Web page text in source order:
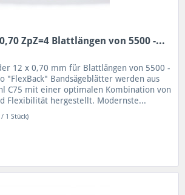
ZpZ=4 Blattlängen von 5500 -...
12 x 0,70 mm für Blattlängen von 5500 -
"FlexBack" Bandsägeblätter werden aus
C75 mit einer optimalen Kombination von
Flexibilität hergestellt. Modernste...
1 Stück)